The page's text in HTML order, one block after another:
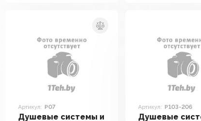
Артикул: P07
Душевые системы и
Артикул: P103-206
Душевые